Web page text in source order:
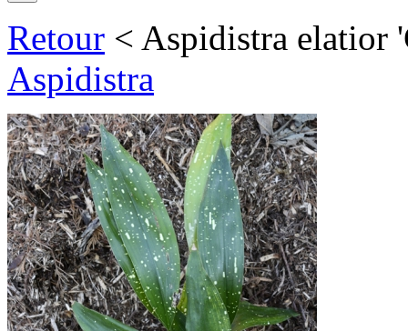
Retour < Aspidistra elatior
Aspidistra